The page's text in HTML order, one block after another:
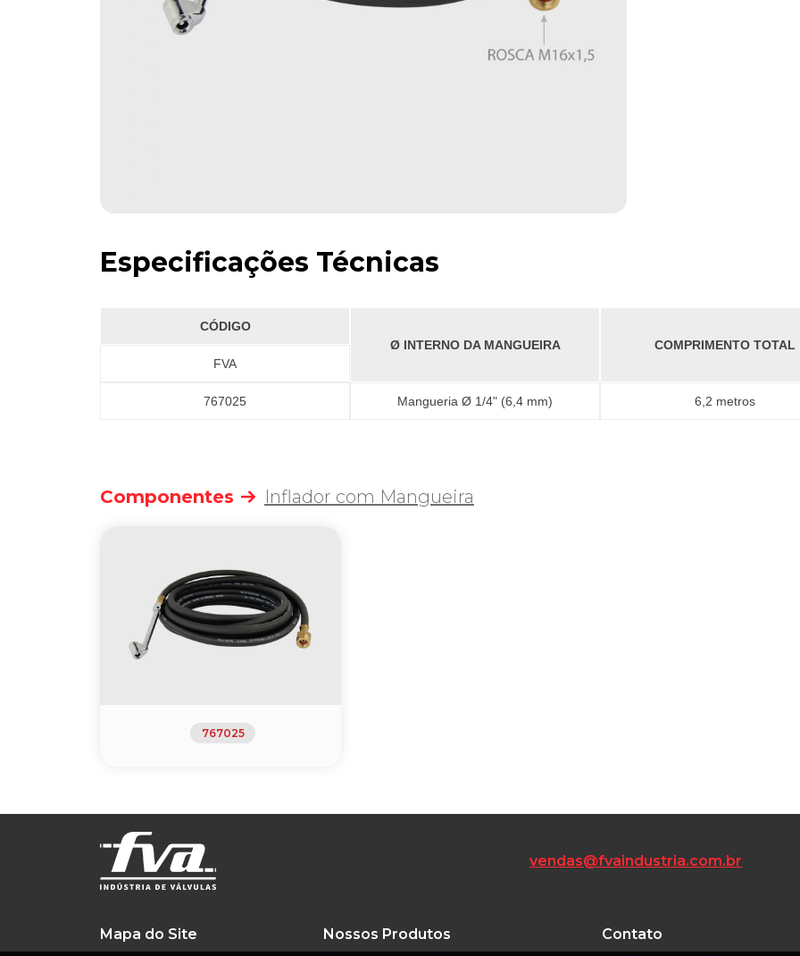
Especificações Técnicas
CÓDIGO
Ø INTERNO DA MANGUEIRA
COMPRIMENTO TOTAL
FVA
767025 Mangueria Ø 1/4" (6,4 mm) 6,2 metros
Componentes Inflador com Mangueira
767025
vendas@fvaindustria.com.br
Mapa do Site Nossos Produtos Contato